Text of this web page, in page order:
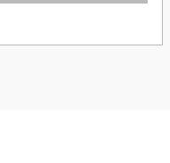
0,15 mm
kullanarak tarafımıza